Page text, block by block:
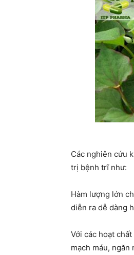
Các nghiên cứu
trị bệnh trĩ như:
Hàm lượng lớn
diễn ra dễ dàng
Với các hoạt
mạch máu,